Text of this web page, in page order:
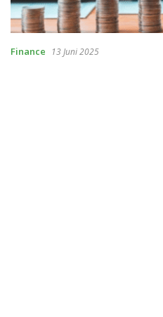
Finance 13 Juni 2025